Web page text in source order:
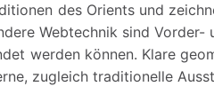
des Orients und
Webtechnik sind Vorder-
werden können. Klare
zugleich traditionelle